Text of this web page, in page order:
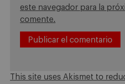
este navegador para la
comente.
This site uses Akismet to